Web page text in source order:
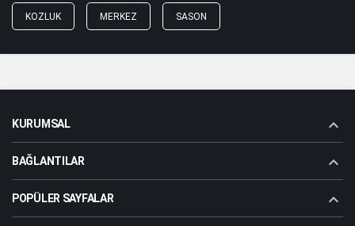
KOZLUK MERKEZ SASON
KURUMSAL
BAĞLANTILAR
POPÜLER SAYFALAR